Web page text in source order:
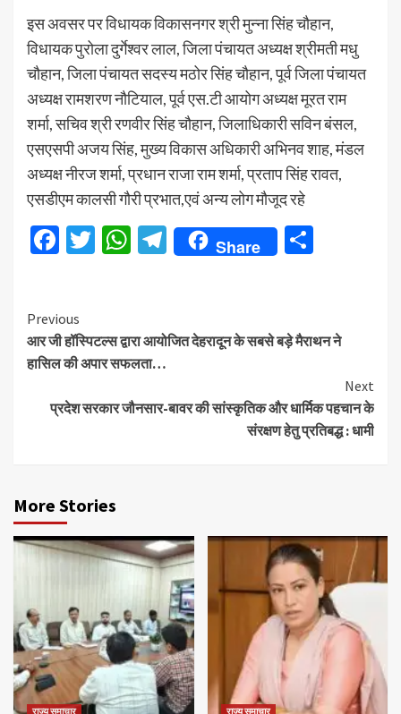
इस अवसर पर विधायक विकासनगर श्री मुन्ना सिंह चौहान,
विधायक पुरोला दुर्गेश्वर लाल, जिला पंचायत अध्यक्ष श्रीमती मधु
चौहान, जिला पंचायत सदस्य मठोर सिंह चौहान, पूर्व जिला पंचायत
अध्यक्ष रामशरण नौटियाल, पूर्व एस.टी आयोग अध्यक्ष मूरत राम
शर्मा, सचिव श्री रणवीर सिंह चौहान, जिलाधिकारी सविन बंसल,
एसएसपी अजय सिंह, मुख्य विकास अधिकारी अभिनव शाह, मंडल
अध्यक्ष नीरज शर्मा, प्रधान राजा राम शर्मा, प्रताप सिंह रावत,
एसडीएम कालसी गौरी प्रभात,एवं अन्य लोग मौजूद रहे
Facebook
TwitterWhatsApp
Telegram
Share
Continue
Reading
Previous
आर जी हॉस्पिटल्स द्वारा आयोजित देहरादून के सबसे बड़े मैराथन ने
हासिल की अपार सफलता…
Next
प्रदेश सरकार जौनसार-बावर की सांस्कृतिक और धार्मिक पहचान के
संरक्षण हेतु प्रतिबद्ध : धामी
More Stories